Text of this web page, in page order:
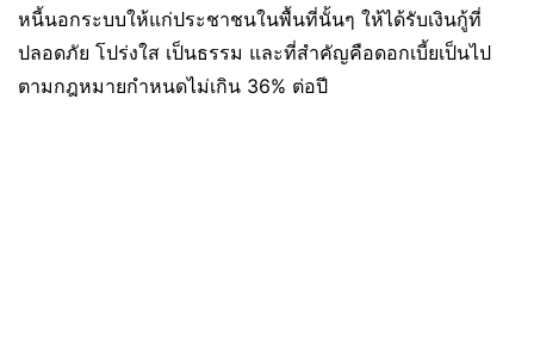
หนี้นอกระบบให้แก่ประชาชนในพื้นที่นั้นๆ ให้ได้รับเงินกู้ที่
ปลอดภัย โปร่งใส เป็นธรรม และที่สำคัญคือดอกเบี้ยเป็นไป
ตามกฎหมายกำหนดไม่เกิน 36% ต่อปี